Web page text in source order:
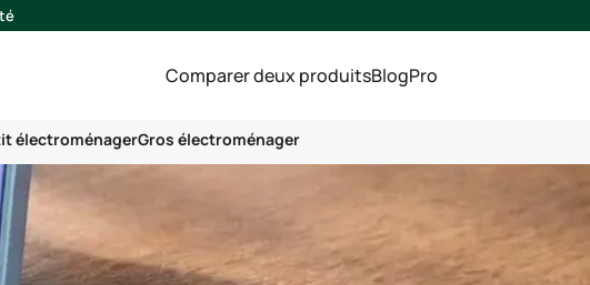
Comparer deux produitsBlogPro
électroménagerGros électroménager